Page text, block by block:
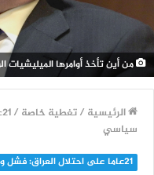
من أين تأخذ أوامرها الميليشيات
الرئيسية /تغطية خاصة /
سياسي
21عاما على احتلال العراق: فشل وفساد سياسي